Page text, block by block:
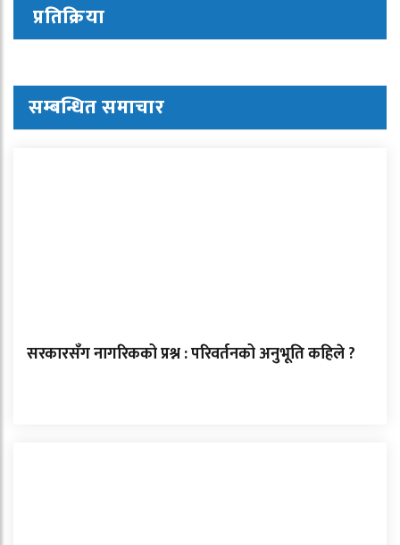
प्रतिक्रिया
सम्बन्धित समाचार
सरकारसँग नागरिकको प्रश्न : परिवर्तनको अनुभूति कहिले ?